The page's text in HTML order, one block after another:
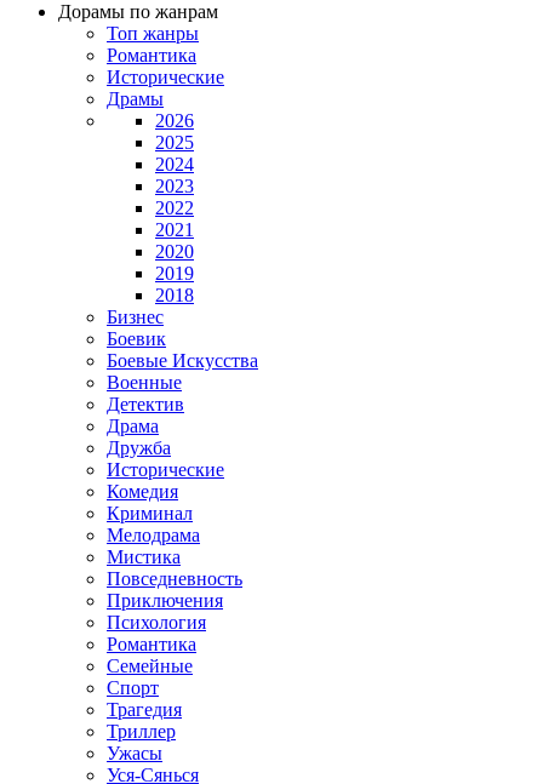
Дорамы по жанрам
Топ жанры
Романтика
Исторические
Драмы
2026
2025
2024
2023
2022
2021
2020
2019
2018
Бизнес
Боевик
Боевые Искусства
Военные
Детектив
Драма
Дружба
Исторические
Комедия
Криминал
Мелодрама
Мистика
Повседневность
Приключения
Психология
Романтика
Семейные
Спорт
Трагедия
Триллер
Ужасы
Уся-Сянься